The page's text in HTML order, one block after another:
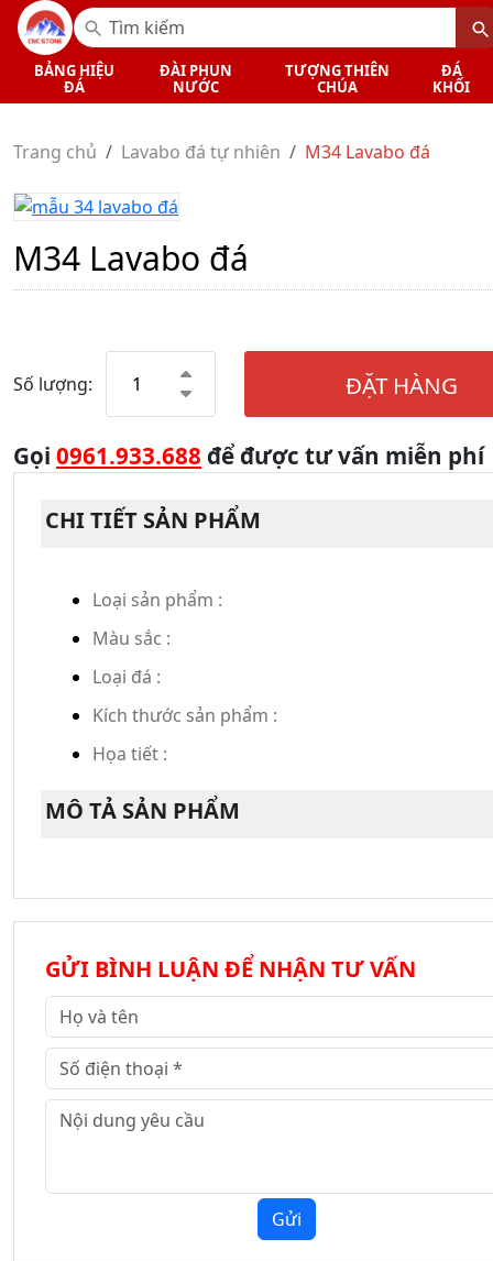
BẢNG HIỆU
ĐÁ
ĐÀI PHUN
NƯỚC
TƯỢNG THIÊN
CHÚA
ĐÁ
KHỐI
Trang chủ Lavabo đá tự nhiên M34 Lavabo đá
M34 Lavabo đá
Số lượng: ĐẶT HÀNG
Gọi 0961.933.688 để được tư vấn miễn phí
CHI TIẾT SẢN PHẨM
Loại sản phẩm :
Màu sắc :
Loại đá :
Kích thước sản phẩm :
Họa tiết :
MÔ TẢ SẢN PHẨM
GỬI BÌNH LUẬN ĐỂ NHẬN TƯ VẤN
Gửi